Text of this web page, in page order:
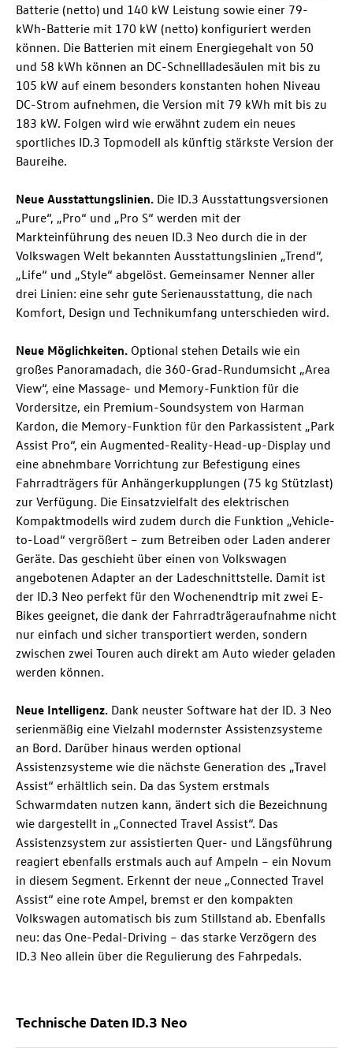
Batterie (netto) und 140 kW Leistung sowie einer 79-
kWh-Batterie mit 170 kW (netto) konfiguriert werden
können. Die Batterien mit einem Energiegehalt von 50
und 58 kWh können an DC-Schnellladesäulen mit bis zu
105 kW auf einem besonders konstanten hohen Niveau
DC-Strom aufnehmen, die Version mit 79 kWh mit bis zu
183 kW. Folgen wird wie erwähnt zudem ein neues
sportliches ID.3 Topmodell als künftig stärkste Version der
Baureihe.
Neue Ausstattungslinien. Die ID.3 Ausstattungsversionen
„Pure“, „Pro“ und „Pro S“ werden mit der
Markteinführung des neuen ID.3 Neo durch die in der
Volkswagen Welt bekannten Ausstattungslinien „Trend“,
„Life“ und „Style“ abgelöst. Gemeinsamer Nenner aller
drei Linien: eine sehr gute Serienausstattung, die nach
Komfort, Design und Technikumfang unterschieden wird.
Neue Möglichkeiten. Optional stehen Details wie ein
großes Panoramadach, die 360-Grad-Rundumsicht „Area
View“, eine Massage- und Memory-Funktion für die
Vordersitze, ein Premium-Soundsystem von Harman
Kardon, die Memory-Funktion für den Parkassistent „Park
Assist Pro“, ein Augmented-Reality-Head-up-Display und
eine abnehmbare Vorrichtung zur Befestigung eines
Fahrradträgers für Anhängerkupplungen (75 kg Stützlast)
zur Verfügung. Die Einsatzvielfalt des elektrischen
Kompaktmodells wird zudem durch die Funktion „Vehicle-
to-Load“ vergrößert – zum Betreiben oder Laden anderer
Geräte. Das geschieht über einen von Volkswagen
angebotenen Adapter an der Ladeschnittstelle. Damit ist
der ID.3 Neo perfekt für den Wochenendtrip mit zwei E-
Bikes geeignet, die dank der Fahrradträgeraufnahme nicht
nur einfach und sicher transportiert werden, sondern
zwischen zwei Touren auch direkt am Auto wieder geladen
werden können.
Neue Intelligenz. Dank neuster Software hat der ID. 3 Neo
serienmäßig eine Vielzahl modernster Assistenzsysteme
an Bord. Darüber hinaus werden optional
Assistenzsysteme wie die nächste Generation des „Travel
Assist“ erhältlich sein. Da das System erstmals
Schwarmdaten nutzen kann, ändert sich die Bezeichnung
wie dargestellt in „Connected Travel Assist“. Das
Assistenzsystem zur assistierten Quer- und Längsführung
reagiert ebenfalls erstmals auch auf Ampeln – ein Novum
in diesem Segment. Erkennt der neue „Connected Travel
Assist“ eine rote Ampel, bremst er den kompakten
Volkswagen automatisch bis zum Stillstand ab. Ebenfalls
neu: das One-Pedal-Driving – das starke Verzögern des
ID.3 Neo allein über die Regulierung des Fahrpedals.
Technische Daten ID.3 Neo